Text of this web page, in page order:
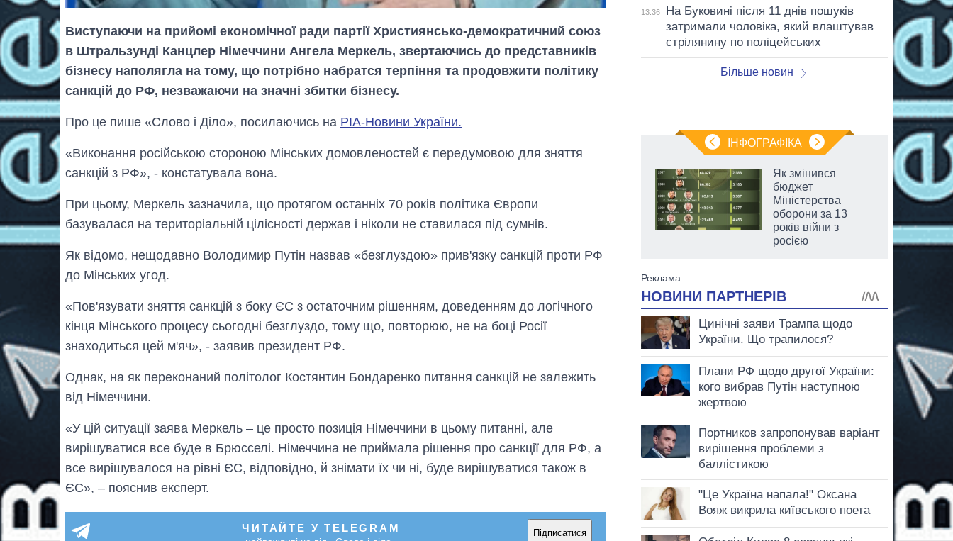
Виступаючи на прийомі економічної ради партії Християнсько-демократичний союз
в Штральзунді Канцлер Німеччини Ангела Меркель, звертаючись до представників
бізнесу наполягла на тому, що потрібно набратся терпіння та продовжити політику
санкцій до РФ, незважаючи на значні збитки бізнесу.
Про це пише «Слово і Діло», посилаючись на РІА-Новини України.
«Виконання російською стороною Мінських домовленостей є передумовою для зняття
санкцій з РФ», - констатувала вона.
При цьому, Меркель зазначила, що протягом останніх 70 років політика Європи
базувалася на територіальній цілісності держав і ніколи не ставилася під сумнів.
Як відомо, нещодавно Володимир Путін назвав «безглуздою» прив'язку санкцій проти РФ
до Мінських угод.
«Пов'язувати зняття санкцій з боку ЄС з остаточним рішенням, доведенням до логічного
кінця Мінського процесу сьогодні безглуздо, тому що, повторюю, не на боці Росії
знаходиться цей м'яч», - заявив президент РФ.
Однак, на як переконаний політолог Костянтин Бондаренко питання санкцій не залежить
від Німеччини.
«У цій ситуації заява Меркель – це просто позиція Німеччини в цьому питанні, але
вирішуватися все буде в Брюсселі. Німеччина не приймала рішення про санкції для РФ, а
все вирішувалося на рівні ЄС, відповідно, й знімати їх чи ні, буде вирішуватися також в
ЄС», – пояснив експерт.
ЧИТАЙТЕ У TELEGRAM Підписатися
13:36
На Буковині після 11 днів пошуків
затримали чоловіка, який влаштував
стрілянину по поліцейських
Більше новин
ІНФОГРАФІКА
за літо: Київ та
головною ціллю
Як змінився
бюджет
Міністерства
оборони за 13
років війни з
росією